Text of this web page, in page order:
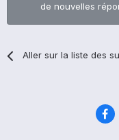
de nouvelles
Aller sur la liste des